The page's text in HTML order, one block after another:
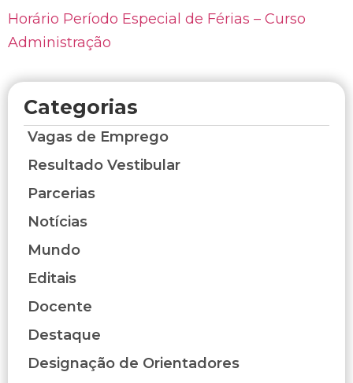
Horário Período Especial de Férias – Curso
Administração
Categorias
Vagas de Emprego
Resultado Vestibular
Parcerias
Notícias
Mundo
Editais
Docente
Destaque
Designação de Orientadores